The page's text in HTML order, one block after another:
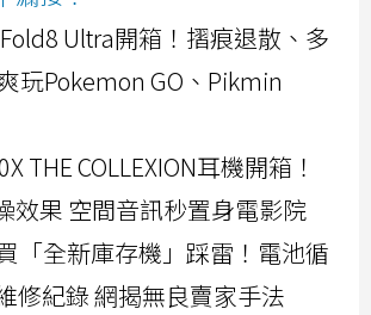
Ultra開箱！摺痕退散、多
玩Pokemon GO、Pikmin
THE COLLEXION耳機開箱！
效果 空間音訊秒置身電影院
「全新庫存機」踩雷！電池循
修紀錄 網揭無良賣家手法